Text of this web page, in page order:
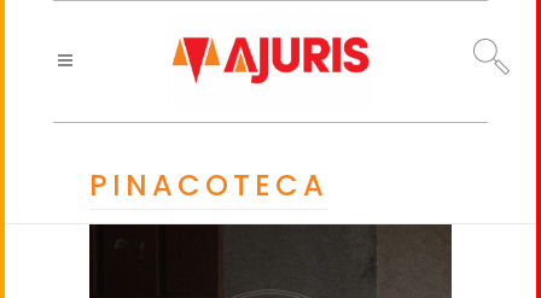
PINACOTECA